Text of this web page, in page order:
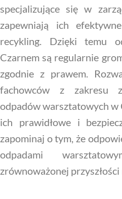
specjalizujące się w
zapewniają ich
recykling. Dzięki temu
Czarnem są regularnie
zgodnie z prawem.
fachowców z zakresu
odpadów warsztatowych w
ich prawidłowe i
zapominaj o tym, że
odpadami
zrównoważonej